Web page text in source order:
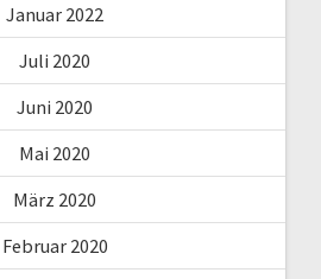
Januar 2022
Juli 2020
Juni 2020
Mai 2020
März 2020
Februar 2020